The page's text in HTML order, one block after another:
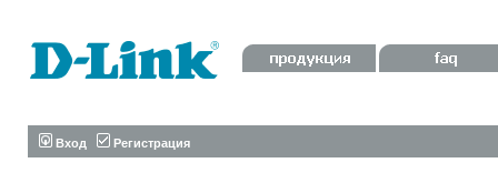
Вход Регистрация